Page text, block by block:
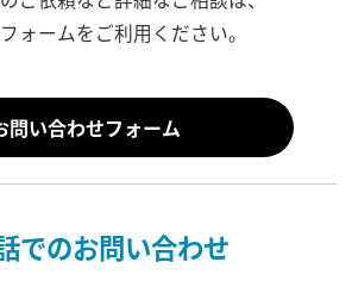
ォームをご利用ください。
問い合わせフォーム
でのお問い合わせ